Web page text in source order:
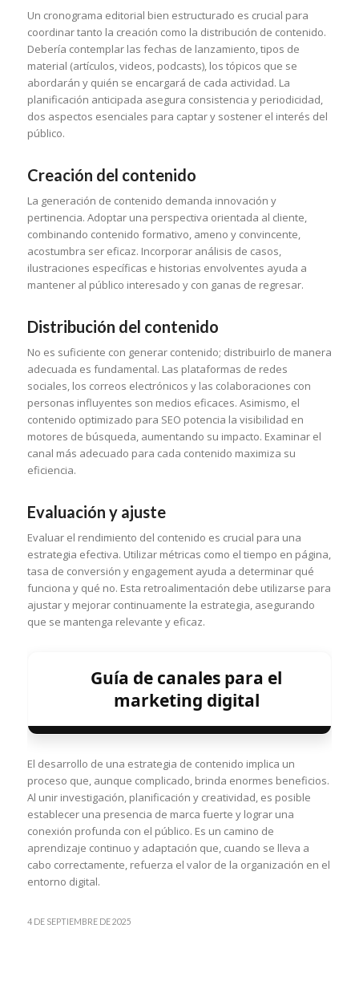
Un cronograma editorial bien estructurado es crucial para
coordinar tanto la creación como la distribución de contenido.
Debería contemplar las fechas de lanzamiento, tipos de
material (artículos, videos, podcasts), los tópicos que se
abordarán y quién se encargará de cada actividad. La
planificación anticipada asegura consistencia y periodicidad,
dos aspectos esenciales para captar y sostener el interés del
público.
Creación del contenido
La generación de contenido demanda innovación y
pertinencia. Adoptar una perspectiva orientada al cliente,
combinando contenido formativo, ameno y convincente,
acostumbra ser eficaz. Incorporar análisis de casos,
ilustraciones específicas e historias envolventes ayuda a
mantener al público interesado y con ganas de regresar.
Distribución del contenido
No es suficiente con generar contenido; distribuirlo de manera
adecuada es fundamental. Las plataformas de redes
sociales, los correos electrónicos y las colaboraciones con
personas influyentes son medios eficaces. Asimismo, el
contenido optimizado para SEO potencia la visibilidad en
motores de búsqueda, aumentando su impacto. Examinar el
canal más adecuado para cada contenido maximiza su
eficiencia.
Evaluación y ajuste
Evaluar el rendimiento del contenido es crucial para una
estrategia efectiva. Utilizar métricas como el tiempo en página,
tasa de conversión y engagement ayuda a determinar qué
funciona y qué no. Esta retroalimentación debe utilizarse para
ajustar y mejorar continuamente la estrategia, asegurando
que se mantenga relevante y eficaz.
Guía de canales para el
marketing digital
El desarrollo de una estrategia de contenido implica un
proceso que, aunque complicado, brinda enormes beneficios.
Al unir investigación, planificación y creatividad, es posible
establecer una presencia de marca fuerte y lograr una
conexión profunda con el público. Es un camino de
aprendizaje continuo y adaptación que, cuando se lleva a
cabo correctamente, refuerza el valor de la organización en el
entorno digital.
4 DE SEPTIEMBRE DE 2025